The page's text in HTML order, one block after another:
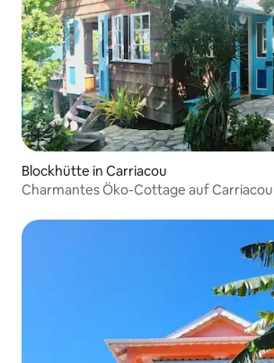
Blockhütte in Carriacou
Charmantes Öko-Cottage auf Carriacou